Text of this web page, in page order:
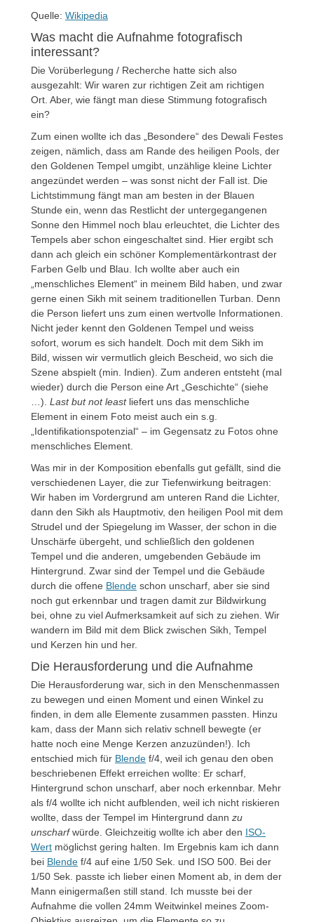
Quelle: Wikipedia
Was macht die Aufnahme fotografisch
interessant?
Die Vorüberlegung / Recherche hatte sich also
ausgezahlt: Wir waren zur richtigen Zeit am richtigen
Ort. Aber, wie fängt man diese Stimmung fotografisch
ein?
Zum einen wollte ich das „Besondere“ des Dewali Festes
zeigen, nämlich, dass am Rande des heiligen Pools, der
den Goldenen Tempel umgibt, unzählige kleine Lichter
angezündet werden – was sonst nicht der Fall ist. Die
Lichtstimmung fängt man am besten in der Blauen
Stunde ein, wenn das Restlicht der untergegangenen
Sonne den Himmel noch blau erleuchtet, die Lichter des
Tempels aber schon eingeschaltet sind. Hier ergibt sch
dann ach gleich ein schöner Komplementärkontrast der
Farben Gelb und Blau. Ich wollte aber auch ein
„menschliches Element“ in meinem Bild haben, und zwar
gerne einen Sikh mit seinem traditionellen Turban. Denn
die Person liefert uns zum einen wertvolle Informationen.
Nicht jeder kennt den Goldenen Tempel und weiss
sofort, worum es sich handelt. Doch mit dem Sikh im
Bild, wissen wir vermutlich gleich Bescheid, wo sich die
Szene abspielt (min. Indien). Zum anderen entsteht (mal
wieder) durch die Person eine Art „Geschichte“ (siehe
…). Last but not least liefert uns das menschliche
Element in einem Foto meist auch ein s.g.
„Identifikationspotenzial“ – im Gegensatz zu Fotos ohne
menschliches Element.
Was mir in der Komposition ebenfalls gut gefällt, sind die
verschiedenen Layer, die zur Tiefenwirkung beitragen:
Wir haben im Vordergrund am unteren Rand die Lichter,
dann den Sikh als Hauptmotiv, den heiligen Pool mit dem
Strudel und der Spiegelung im Wasser, der schon in die
Unschärfe übergeht, und schließlich den goldenen
Tempel und die anderen, umgebenden Gebäude im
Hintergrund. Zwar sind der Tempel und die Gebäude
durch die offene Blende schon unscharf, aber sie sind
noch gut erkennbar und tragen damit zur Bildwirkung
bei, ohne zu viel Aufmerksamkeit auf sich zu ziehen. Wir
wandern im Bild mit dem Blick zwischen Sikh, Tempel
und Kerzen hin und her.
Die Herausforderung und die Aufnahme
Die Herausforderung war, sich in den Menschenmassen
zu bewegen und einen Moment und einen Winkel zu
finden, in dem alle Elemente zusammen passten. Hinzu
kam, dass der Mann sich relativ schnell bewegte (er
hatte noch eine Menge Kerzen anzuzünden!). Ich
entschied mich für Blende f/4, weil ich genau den oben
beschriebenen Effekt erreichen wollte: Er scharf,
Hintergrund schon unscharf, aber noch erkennbar. Mehr
als f/4 wollte ich nicht aufblenden, weil ich nicht riskieren
wollte, dass der Tempel im Hintergrund dann zu
unscharfwürde. Gleichzeitig wollte ich aber den ISO-
Wert möglichst gering halten. Im Ergebnis kam ich dann
bei Blende f/4 auf eine 1/50 Sek. und ISO 500. Bei der
1/50 Sek. passte ich lieber einen Moment ab, in dem der
Mann einigermaßen still stand. Ich musste bei der
Aufnahme die vollen 24mm Weitwinkel meines Zoom-